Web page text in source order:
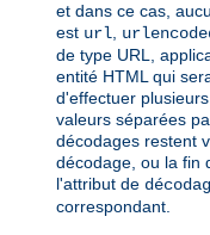
et dans ce cas,
est url,
de type URL,
entité HTML qui
d'effectuer
valeurs séparées
décodages restent
décodage, ou la fin
l'attribut de
correspondant.